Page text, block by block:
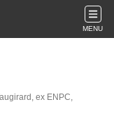
MENU
ex ENPC,